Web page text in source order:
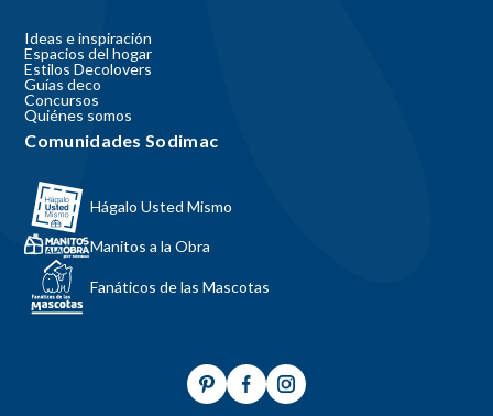
Ideas e inspiración
Espacios del hogar
Estilos Decolovers
Guías deco
Concursos
Quiénes somos
Comunidades Sodimac
Hágalo Usted Mismo
Manitos a la Obra
Fanáticos de las Mascotas